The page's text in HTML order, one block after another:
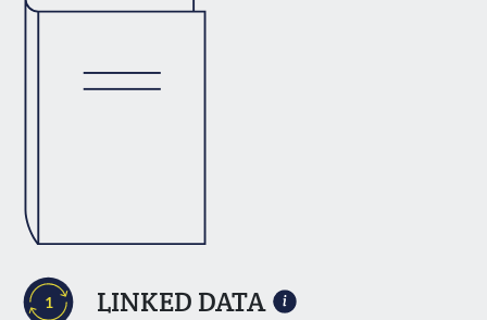
1
LINKED DATA